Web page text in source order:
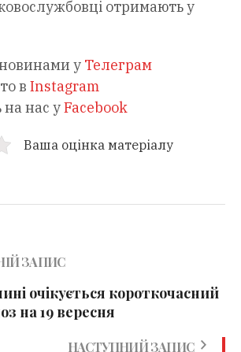
отримають у
у Телеграм
в Instagram
на нас уFacebook
Ваша оцінка матеріалу
ЗАПИС
очікується короткочасний
на 19 вересня
НАСТУПНИЙ ЗАПИС